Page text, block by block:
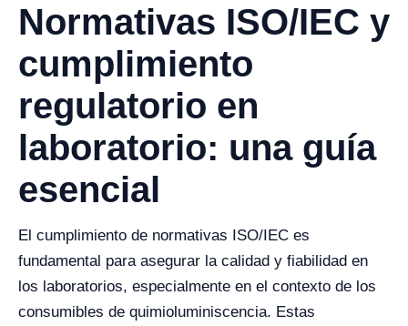
Normativas ISO/IEC y
cumplimiento
regulatorio en
laboratorio: una guía
esencial
El cumplimiento de normativas ISO/IEC es
fundamental para asegurar la calidad y fiabilidad en
los laboratorios, especialmente en el contexto de los
consumibles de quimioluminiscencia. Estas